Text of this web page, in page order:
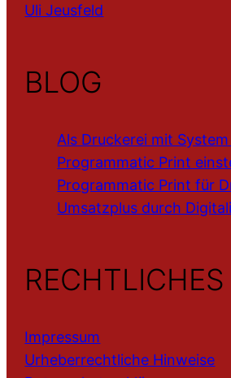
Uli Jeusfeld
BLOG
Als Druckerei mit System
Programmatic Print
Programmatic Print für
Umsatzplus durch
RECHTLICHES
Impressum
Urheberrechtliche Hinweise